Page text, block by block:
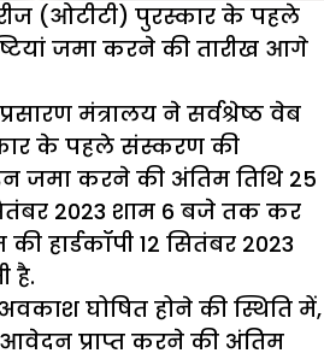
(ओटीटी) पुरस्कार के पहले
जमा करने की तारीख आगे
मंत्रालय ने सर्वश्रेष्ठ वेब
के पहले संस्करण की
जमा करने की अंतिम तिथि 25
2023 शाम 6 बजे तक कर
की हार्डकॉपी 12 सितंबर 2023
है.
घोषित होने की स्थिति में,
प्राप्त करने की अंतिम